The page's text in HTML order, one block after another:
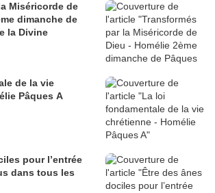
Miséricorde de
dimanche de
la Divine
de la vie
Pâques A
pour l’entrée
dans tous les